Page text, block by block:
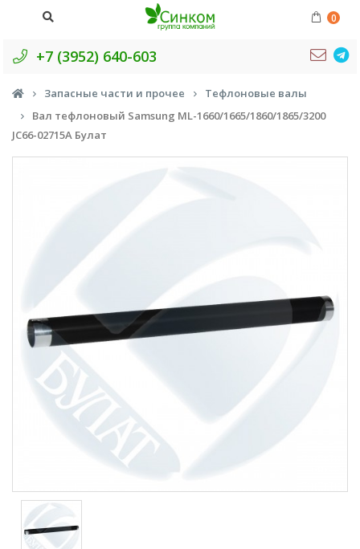
0
+7 (3952) 640-603
Запасные части и прочее
Тефлоновые валы
Вал тефлоновый Samsung ML-1660/1665/1860/1865/3200
JC66-02715A Булат